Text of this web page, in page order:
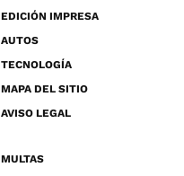
EDICIÓN IMPRESA
AUTOS
TECNOLOGÍA
MAPA DEL SITIO
AVISO LEGAL
MULTAS